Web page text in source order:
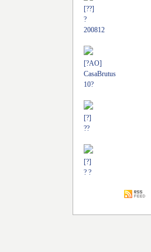
[??]
?
200812
[?AO]
CasaBrutus
10?
[?]
??
[?]
? ?